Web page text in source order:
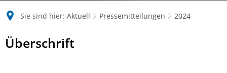
Sie sind hier: Aktuell Pressemitteilungen 2024
2024
Überschrift